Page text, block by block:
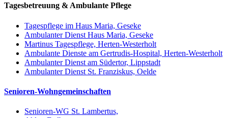
Tagesbetreuung & Ambulante Pflege
Tagespflege im Haus Maria, Geseke
Ambulanter Dienst Haus Maria, Geseke
Martinus Tagespflege, Herten-Westerholt
Ambulante Dienste am Gertrudis-Hospital, Herten-Westerholt
Ambulanter Dienst am Südertor, Lippstadt
Ambulanter Dienst St. Franziskus, Oelde
Senioren-Wohngemeinschaften
Senioren-WG St. Lambertus,